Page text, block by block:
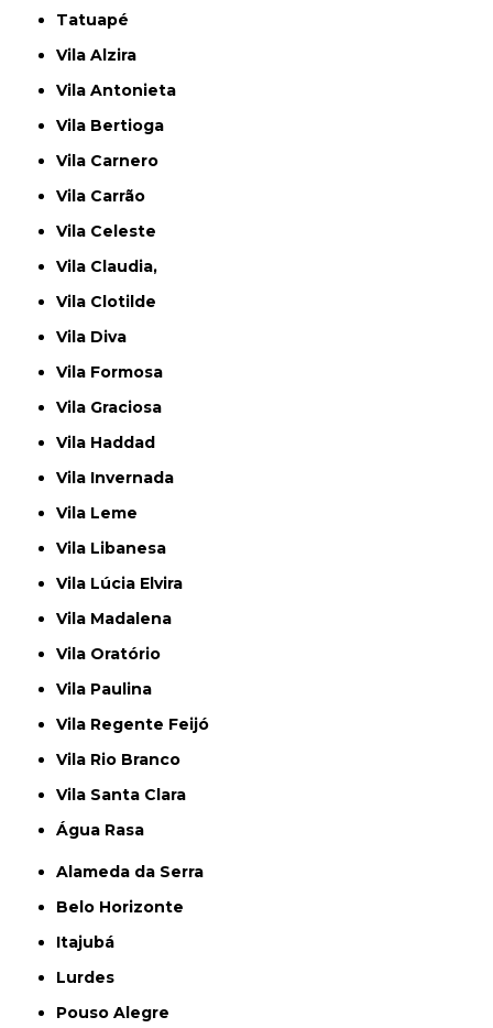
Tatuapé
Vila Alzira
Vila Antonieta
Vila Bertioga
Vila Carnero
Vila Carrão
Vila Celeste
Vila Claudia,
Vila Clotilde
Vila Diva
Vila Formosa
Vila Graciosa
Vila Haddad
Vila Invernada
Vila Leme
Vila Libanesa
Vila Lúcia Elvira
Vila Madalena
Vila Oratório
Vila Paulina
Vila Regente Feijó
Vila Rio Branco
Vila Santa Clara
Água Rasa
Alameda da Serra
Belo Horizonte
Itajubá
Lurdes
Pouso Alegre